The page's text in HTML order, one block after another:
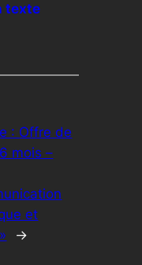
texte
: Offre de
mois –
et
→